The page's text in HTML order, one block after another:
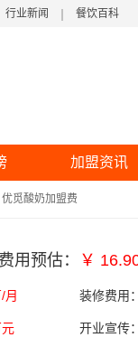
行业新闻 餐饮百科
加盟资讯
优觅酸奶加盟费
用预估： ￥
月 装修费用
开业宣传